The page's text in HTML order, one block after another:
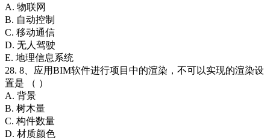
A. 物联网
B. 自动控制
C. 移动通信
D. 无人驾驶
E. 地理信息系统
28. 8、应用BIM软件进行项目中的渲染，不可以实现的渲染设
置是 （ ）
A. 背景
B. 树木量
C. 构件数量
D. 材质颜色